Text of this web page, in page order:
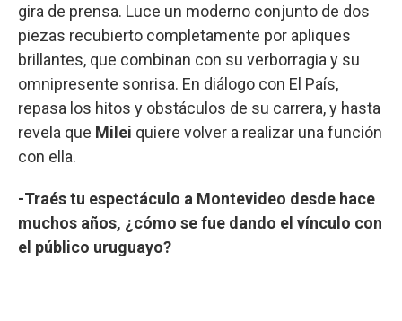
gira de prensa. Luce un moderno conjunto de dos
piezas recubierto completamente por apliques
brillantes, que combinan con su verborragia y su
omnipresente sonrisa. En diálogo con El País,
repasa los hitos y obstáculos de su carrera, y hasta
revela que Milei quiere volver a realizar una función
con ella.
-Traés tu espectáculo a Montevideo desde hace
muchos años, ¿cómo se fue dando el vínculo con
el público uruguayo?